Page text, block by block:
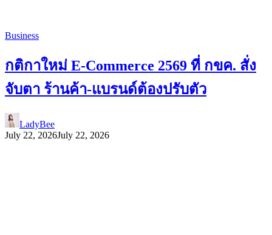
Business
กติกาใหม่ E-Commerce 2569 ที่ กขค. สั่ง
จับตา ร้านค้า-แบรนด์ต้องปรับตัว
LadyBee
July 22, 2026July 22, 2026